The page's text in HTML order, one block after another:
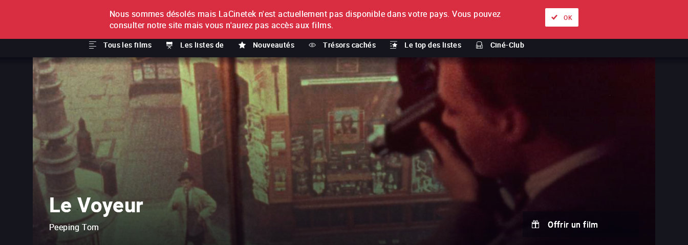
À L'UNITÉ
Tous les films Les listes de Nouveautés Trésors cachés Le top des listes Ciné-Club
ABONNEMENT À propos Nos offres
Le Voyeur
Peeping Tom Offrir un film
Nous sommes désolés mais LaCinetek n'est actuellement pas disponible dans votre pays. Vous pouvez
consulter notre site mais vous n'aurez pas accès aux films.
OK